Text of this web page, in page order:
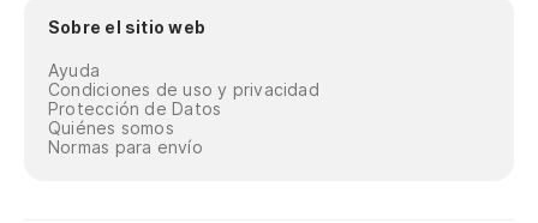
Sobre el sitio web
Ayuda
Condiciones de uso y privacidad
Protección de Datos
Quiénes somos
Normas para envío